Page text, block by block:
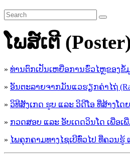
ໂພສ໌ເຕີ
» ທ່ານຕົກເປັນເຫຍື່ອການຮົ່ວໄຫຼຂອງຂໍ້
» ອັນຕະລາຍຈາກມັນແວຮຽກຄ່າໄຖ່
» ວິທີສັງເກດ ຮູບ ແລະ ວິດີໂອ ທີ່ສ້າງໂດ
» ກວດສອບ ແລະ ອັບເດດວິນໂດ ເພື່ອ
» ໄພຄຸກຄາມທາງໄຊເບີທົ່ວໄປ ທີ່ຄວນ